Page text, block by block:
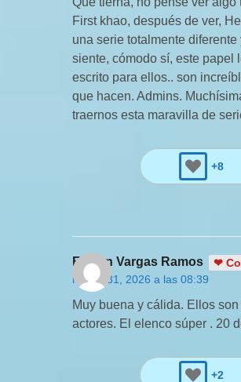
First khao, después de ver,
una serie totalmente diferente
siente, cómodo sí, este papel
escrito para ellos.. son
que hacen. Admins.
traernos esta maravilla de
+8
Evelyn Vargas Ramos
❤
marzo 31, 2026 a las 08:39
Muy buena y cálida. Ellos
actores. El elenco súper . 20
+2